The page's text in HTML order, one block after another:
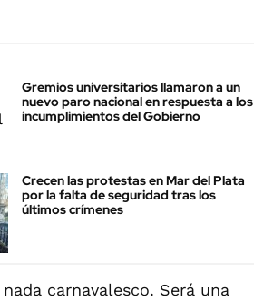
Gremios universitarios llamaron a un
nuevo paro nacional en respuesta a los
incumplimientos del Gobierno
Crecen las protestas en Mar del Plata
por la falta de seguridad tras los
últimos crímenes
carnavalesco. Será una